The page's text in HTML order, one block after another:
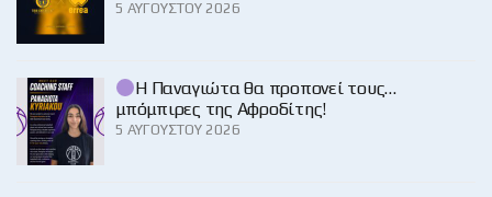
5 ΑΥΓΟΎΣΤΟΥ 2026
Η Παναγιώτα θα προπονεί τους…
μπόμπιρες της Αφροδίτης!
5 ΑΥΓΟΎΣΤΟΥ 2026